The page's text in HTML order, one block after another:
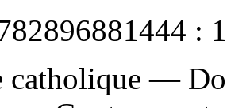
:
catholique —